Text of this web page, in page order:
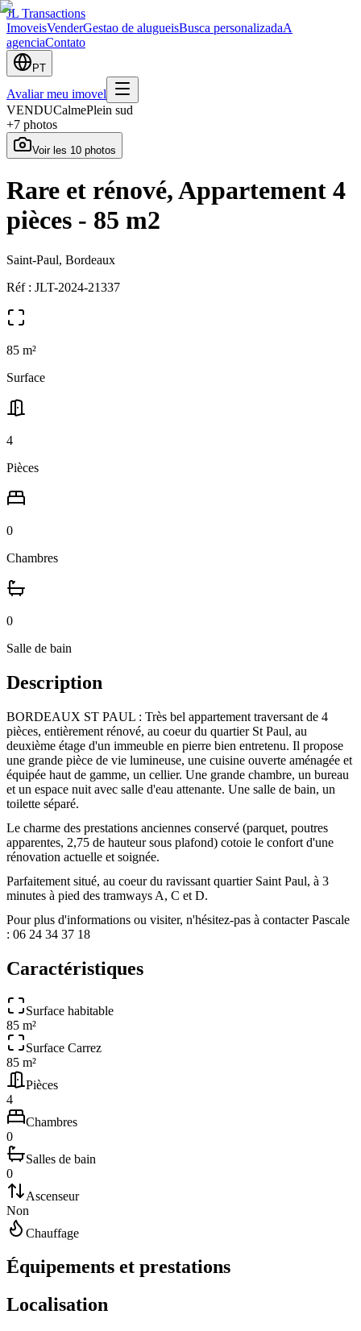
JL Transactions
ImoveisVenderGestao de alugueisBusca personalizadaA
agenciaContato
PT
Avaliar meu imovel
VENDUCalmePlein sud
+7 photos
Voir les 10 photos
Rare et rénové, Appartement 4
pièces - 85 m2
Saint-Paul, Bordeaux
Réf : JLT-2024-21337
85 m²
Surface
4
Pièces
0
Chambres
0
Salle de bain
Description
BORDEAUX ST PAUL : Très bel appartement traversant de 4
pièces, entièrement rénové, au coeur du quartier St Paul, au
deuxième étage d'un immeuble en pierre bien entretenu. Il propose
une grande pièce de vie lumineuse, une cuisine ouverte aménagée et
équipée haut de gamme, un cellier. Une grande chambre, un bureau
et un espace nuit avec salle d'eau attenante. Une salle de bain, un
toilette séparé.
Le charme des prestations anciennes conservé (parquet, poutres
apparentes, 2,75 de hauteur sous plafond) cotoie le confort d'une
rénovation actuelle et soignée.
Parfaitement situé, au coeur du ravissant quartier Saint Paul, à 3
minutes à pied des tramways A, C et D.
Pour plus d'informations ou visiter, n'hésitez-pas à contacter Pascale
: 06 24 34 37 18
Caractéristiques
Surface habitable
85 m²
Surface Carrez
85 m²
Pièces
4
Chambres
0
Salles de bain
0
Ascenseur
Non
Chauffage
Équipements et prestations
Localisation